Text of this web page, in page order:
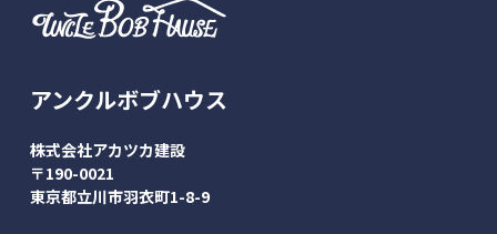
アンクルボブハウス
株式会社アカツカ建設
〒190-0021
東京都立川市羽衣町1-8-9